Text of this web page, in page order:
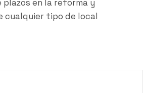
en la reforma y
cualquier tipo de local